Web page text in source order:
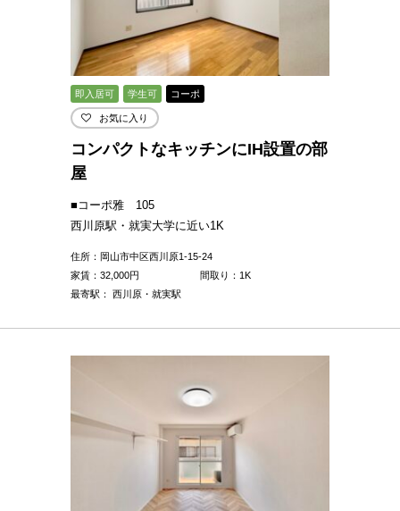
即入居可 学生可 コーポ
お気に入り
コンパクトなキッチンにIH設置の部
屋
■コーポ雅 105
西川原駅・就実大学に近い1K
住所：岡山市中区西川原1-15-24
家賃： 32,000円
間取り：1K
最寄駅： 西川原・就実駅